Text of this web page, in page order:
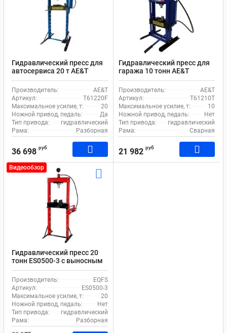
Гидравлический пресс для
автосервиса 20 т AE&T
Т61220F ручной и ножной
привод
Производитель:
AE&T
Артикул:
T61220F
Максимальное усилие, т:
20
Ножной привод, педаль:
Да
Тип привода:
гидравлический
Рама:
Разборная
36 698 руб
Гидравлический пресс для
гаража 10 тонн AE&T
T61210T ручной привод
Производитель:
AE&T
Артикул:
T61210T
Максимальное усилие, т:
10
Ножной привод, педаль:
Нет
Тип привода:
гидравлический
Рама:
Сварная
21 982 руб
Видеообзор
Гидравлический пресс 20
тонн ES0500-3 с выносным
насосом
Производитель:
EQFS
Артикул:
ES0500-3
Максимальное усилие, т:
20
Ножной привод, педаль:
Нет
Тип привода:
гидравлический
Рама:
Разборная